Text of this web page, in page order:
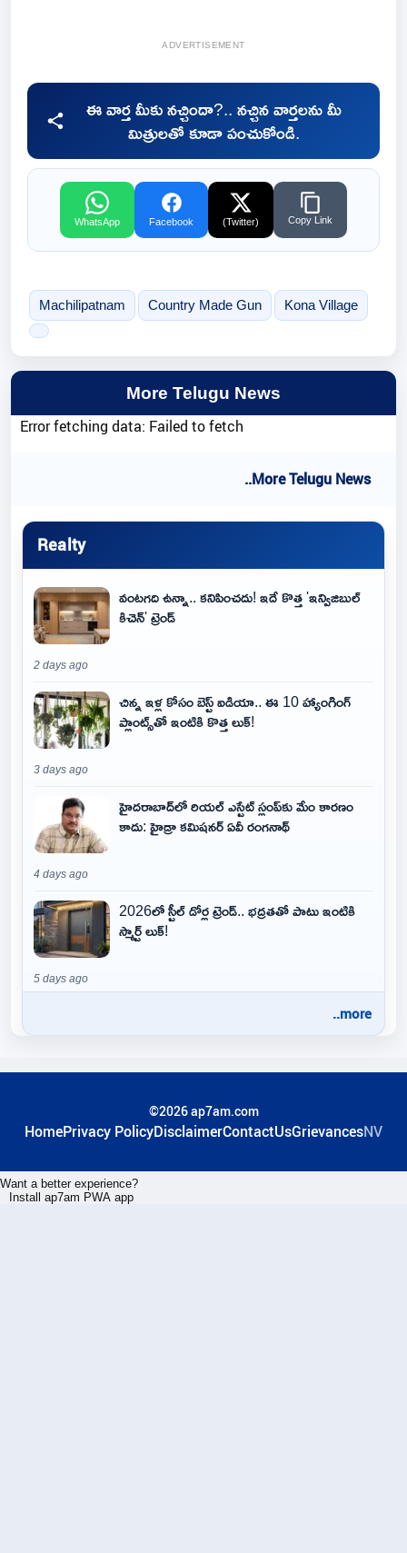
ADVERTISEMENT
ఈ వార్త మీకు నచ్చిందా?.. నచ్చిన వార్తలను మీ
మిత్రులతో కూడా పంచుకోండి.
WhatsApp Facebook (Twitter) Copy Link
Machilipatnam Country Made Gun Kona Village
More Telugu News
Error fetching data: Failed to fetch
..More Telugu News
Realty
వంటగది ఉన్నా.. కనిపించదు! ఇదే కొత్త 'ఇన్విజిబుల్
కిచెన్' ట్రెండ్
2 days ago
చిన్న ఇళ్ల కోసం బెస్ట్ ఐడియా.. ఈ 10 హ్యాంగింగ్
ప్లాంట్స్‌తో ఇంటికి కొత్త లుక్!
3 days ago
హైదరాబాద్‌లో రియల్ ఎస్టేట్ స్లంప్‌కు మేం కారణం
కాదు: హైడ్రా కమిషనర్ ఏవీ రంగనాథ్
4 days ago
2026లో స్టీల్ డోర్ల ట్రెండ్.. భద్రతతో పాటు ఇంటికి
స్మార్ట్ లుక్!
5 days ago
..more
©2026 ap7am.com
HomePrivacy PolicyDisclaimerContactUsGrievancesNV
Want a better experience?
Install ap7am PWA app